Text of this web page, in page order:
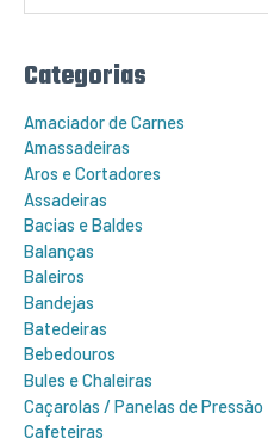
i
p
:
Categorias
Amaciador de Carnes
Amassadeiras
Aros e Cortadores
Assadeiras
Bacias e Baldes
Balanças
Baleiros
Bandejas
Batedeiras
Bebedouros
Bules e Chaleiras
Caçarolas / Panelas de Pressão
Cafeteiras